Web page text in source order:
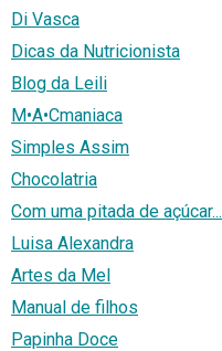
Di Vasca
Dicas da Nutricionista
Blog da Leili
M•A•Cmaniaca
Simples Assim
Chocolatria
Com uma pitada de açúcar...
Luisa Alexandra
Artes da Mel
Manual de filhos
Papinha Doce